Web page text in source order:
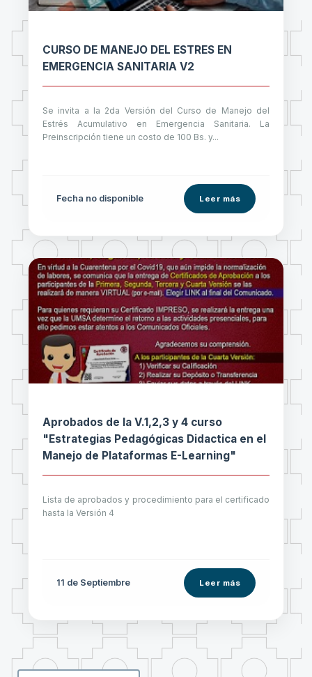
CURSO DE MANEJO DEL ESTRES EN
EMERGENCIA SANITARIA V2
Se invita a la 2da Versión del Curso de Manejo del
Estrés Acumulativo en Emergencia Sanitaria. La
Preinscripción tiene un costo de 100 Bs. y...
Fecha no disponible Leer más
Aprobados de la V.1,2,3 y 4 curso
"Estrategias Pedagógicas Didactica en el
Manejo de Plataformas E-Learning"
Lista de aprobados y procedimiento para el certificado
hasta la Versión 4
11 de Septiembre Leer más